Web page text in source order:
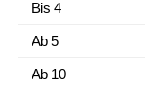
Bis 4
Ab 5
Ab 10